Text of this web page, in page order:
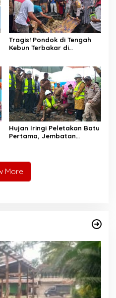
Tragis! Pondok di Tengah
Kebun Terbakar di
Bakar
Hujan Iringi Peletakan Batu
Pertama, Jembatan
More